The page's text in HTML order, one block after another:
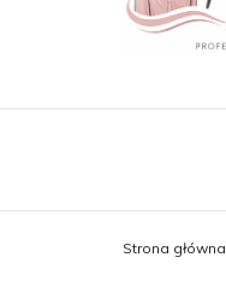
Strona główna